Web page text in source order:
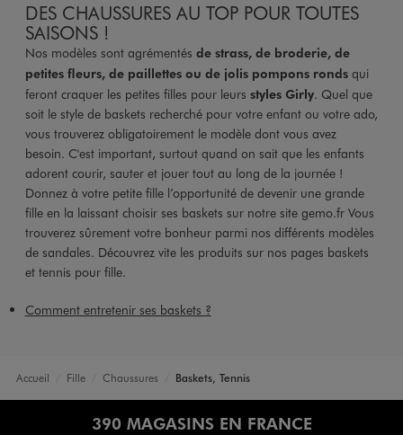
DES CHAUSSURES AU TOP POUR TOUTES
SAISONS !
Nos modèles sont agrémentés de strass, de broderie, de
petites fleurs, de paillettes ou de jolis pompons rondsqui
feront craquer les petites filles pour leurs styles Girly. Quel que
soit le style de baskets recherché pour votre enfant ou votre ado,
vous trouverez obligatoirement le modèle dont vous avez
besoin. C'est important, surtout quand on sait que les enfants
adorent courir, sauter et jouer tout au long de la journée !
Donnez à votre petite fille l’opportunité de devenir une grande
fille en la laissant choisir ses baskets sur notre site gemo.fr Vous
trouverez sûrement votre bonheur parmi nos différents modèles
de sandales. Découvrez vite les produits sur nos pages baskets
et tennis pour fille.
Comment entretenir ses baskets ?
Accueil Fille Chaussures Baskets, Tennis
390 MAGASINS EN FRANCE